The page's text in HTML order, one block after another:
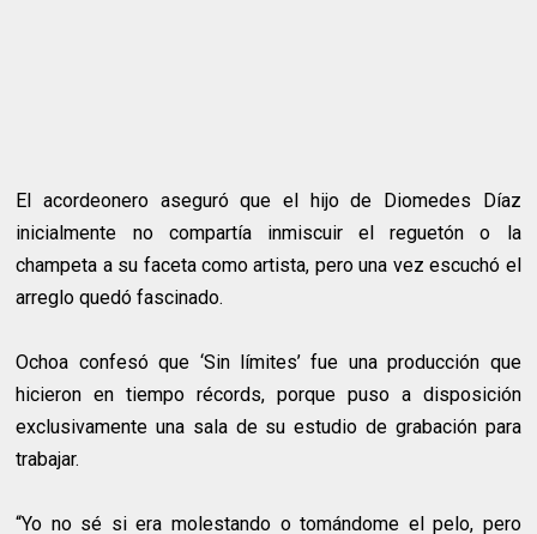
El acordeonero aseguró que el hijo de Diomedes Díaz
inicialmente no compartía inmiscuir el reguetón o la
champeta a su faceta como artista, pero una vez escuchó el
arreglo quedó fascinado.
Ochoa confesó que ‘Sin límites’ fue una producción que
hicieron en tiempo récords, porque puso a disposición
exclusivamente una sala de su estudio de grabación para
trabajar.
“Yo no sé si era molestando o tomándome el pelo, pero